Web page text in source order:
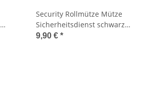
Security Rollmütze Mütze
Sicherheitsdienst schwarz
Wachschutz Dienstmütze
9,90 € *